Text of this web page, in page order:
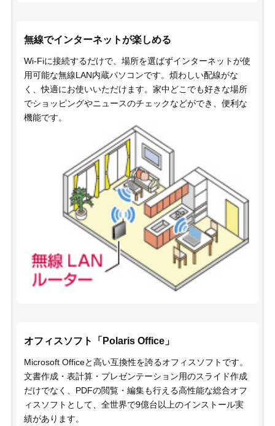
無線でインターネットが楽しめる
Wi-Fiに接続するだけで、場所を選ばずインターネットが使
用可能な無線LAN内蔵パソコンです。煩わしい配線がな
く、快適にお使いいただけます。家中どこでも好きな場所
でショッピングやニュースのチェックなどができ、便利な
機能です。
オフィスソフト「Polaris Office」
Microsoft Officeと高い互換性を誇るオフィスソフトです。
文書作成・表計算・プレゼンテーション用のスライド作成
だけでなく、PDFの閲覧・編集も行える高性能な総合オフ
ィスソフトとして、全世界で9億台以上のインストール実
績があります。